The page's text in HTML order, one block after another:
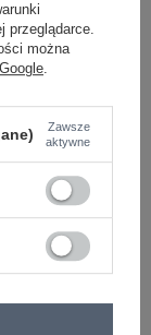
- +
przeglądarce.
można
.
Zawsze
aktywne